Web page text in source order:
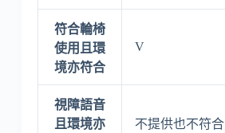
符合輪椅
使用且環
境亦符合
V
視障語音
且環境亦
不提供也不符合